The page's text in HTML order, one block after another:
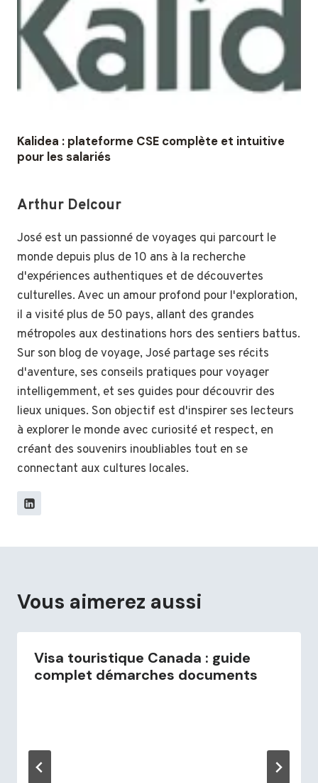
Kalidea : plateforme CSE complète et intuitive
pour les salariés
Arthur Delcour
José est un passionné de voyages qui parcourt le
monde depuis plus de 10 ans à la recherche
d'expériences authentiques et de découvertes
culturelles. Avec un amour profond pour l'exploration,
il a visité plus de 50 pays, allant des grandes
métropoles aux destinations hors des sentiers battus.
Sur son blog de voyage, José partage ses récits
d'aventure, ses conseils pratiques pour voyager
intelligemment, et ses guides pour découvrir des
lieux uniques. Son objectif est d'inspirer ses lecteurs
à explorer le monde avec curiosité et respect, en
créant des souvenirs inoubliables tout en se
connectant aux cultures locales.
Vous aimerez aussi
Visa touristique Canada : guide
complet démarches documents